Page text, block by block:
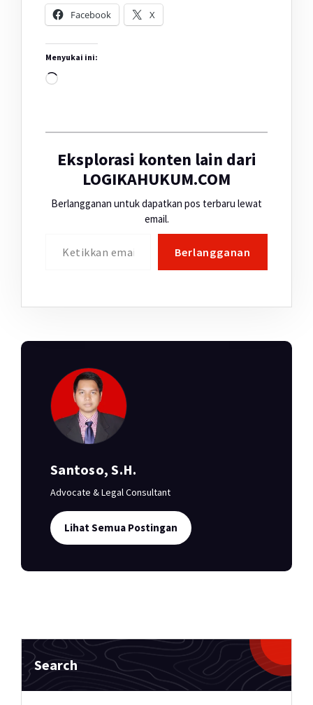
Facebook X
Menyukai ini:
Memuat...
Eksplorasi konten lain dari
LOGIKAHUKUM.COM
Berlangganan untuk dapatkan pos terbaru lewat
email.
Berlangganan
Santoso, S.H.
Advocate & Legal Consultant
Lihat Semua Postingan
Search